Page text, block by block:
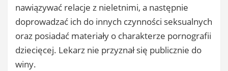
nawiązywać relacje z nieletnimi, a następnie
doprowadzać ich do innych czynności seksualnych
oraz posiadać materiały o charakterze pornografii
dziecięcej. Lekarz nie przyznał się publicznie do
winy.